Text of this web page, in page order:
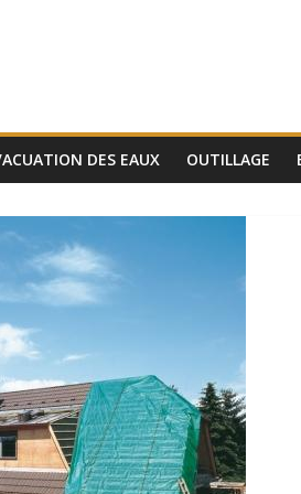
DES EAUX OUTILLAGE